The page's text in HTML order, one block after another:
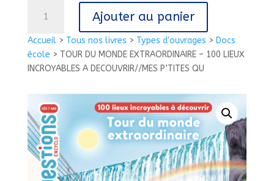
Accueil> Tous nos livres > Types d'ouvrages > Docs
école > TOUR DU MONDE EXTRAORDINAIRE – 100 LIEUX
INCROYABLES A DECOUVRIR//MES P’TITES QU
TOUR
DU
MONDE
100 LIEUX
INCROYABLES
A
DECOUVRIR//MES
P'TITES
Ajouter au panier